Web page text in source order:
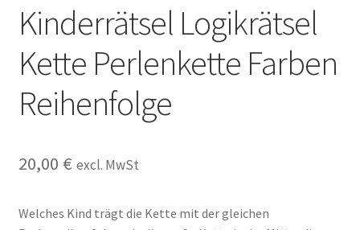
Echtheit von Bewertungen
FAQ
Impressum
Kinderrätsel Logikrätsel
Kette Perlenkette Farben
Reihenfolge
20,00 € excl. MwSt
Welches Kind trägt die Kette mit der gleichen